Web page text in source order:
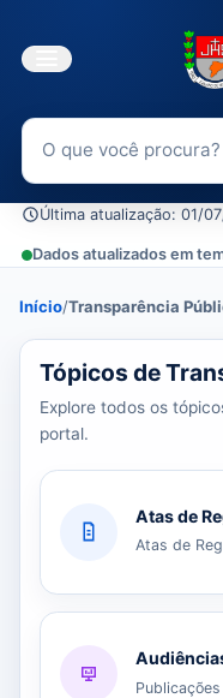
Buscar no Portal da
Última atualização: 01/
Dados atualizados em
Início/Transparência
39 tópicos
Tópicos de
Explore todos os
portal.
Atas de
Atas de